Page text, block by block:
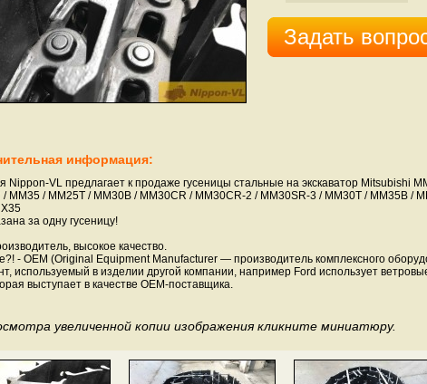
Задать
информация:
Nippon-VL предлагает к продаже гусеницы стальные на экскаватор Mitsubishi
/ MM35 / MM25T / MM30B / MM30CR / MM30CR-2 / MM30SR-3 / MM30T / MM35B /
за одну гусеницу!
высокое качество.
- OEM (Original Equipment Manufacturer — производитель комплексного
используемый в изделии другой компании, например Ford использует
выступает в качестве OEM-поставщика.
увеличенной копии изображения кликните миниатюру.